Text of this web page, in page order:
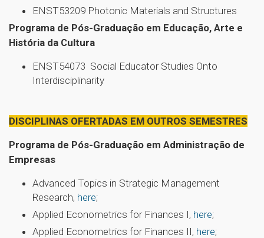
ENST53209 Photonic Materials and Structures
Programa de Pós-Graduação em Educação, Arte e
História da Cultura
ENST54073 Social Educator Studies Onto
Interdisciplinarity
DISCIPLINAS OFERTADAS EM OUTROS SEMESTRES
Programa de Pós-Graduação em Administração de
Empresas
Advanced Topics in Strategic Management
Research, here;
Applied Econometrics for Finances I, here;
Applied Econometrics for Finances II, here;